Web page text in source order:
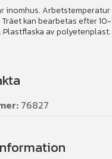
inomhus. Arbetstemperatur
kan bearbetas efter 10-
av polyetenplast.
76827